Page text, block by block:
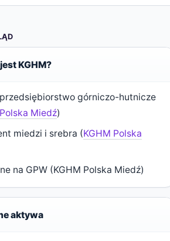
KGHM?
górniczo-hutnicze
Miedź)
miedzi i srebra (KGHM Polska
na GPW (KGHM Polska Miedź)
aktywa